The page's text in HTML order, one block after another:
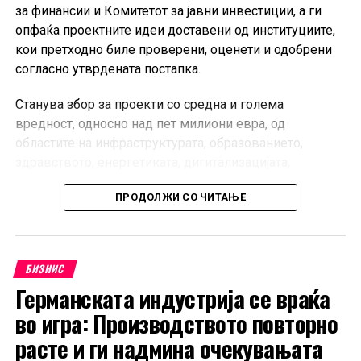
за финансии и Комитетот за јавни инвестиции, а ги
опфаќа проектните идеи доставени од институциите,
кои претходно биле проверени, оценети и одобрени
согласно утврдената постапка.
Станува збор за проекти со средна и голема
вредност, односно над пет милиони евра, од
областите на инфраструктурата, образованието,
земјоделството и водостопанството.
оценувањето биле земени предвид комплетноста на
стратешката релевантност, како и подготвеноста на
проектите за понатамошна разработка.
Усвоената листа ќе претставува основа за
дефинирање на новите капитални инвестиции во
ПРОДОЛЖИ СО ЧИТАЊЕ
БИЗНИС
Германската индустрија се враќа
во игра: Производството повторно
расте и ги надмина очекувањата